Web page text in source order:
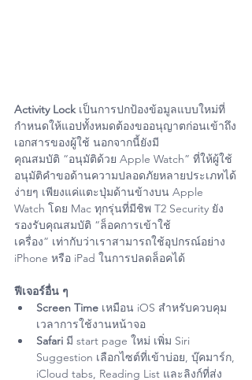
Activity Lock เป็นการปกป้องข้อมูลแบบใหม่ที่
กำหนดให้แอปทั้งหมดต้องขออนุญาตก่อนเข้าถึง
เอกสารของผู้ใช้ นอกจากนี้ยังมี
คุณสมบัติ “อนุมัติด้วย Apple Watch” ที่ให้ผู้ใช้
อนุมัติคำขอด้านความปลอดภัยหลายประเภทได้
ง่ายๆ เพียงแค่แตะปุ่มด้านข้างบน Apple
Watch โดย Mac ทุกรุ่นที่มีชิพ T2 Security ยัง
รองรับคุณสมบัติ “ล็อคการเข้าใช้
เครื่อง” เท่ากับว่าเราสามารถใช้อุปกรณ์อย่าง
iPhone หรือ iPad ในการปลดล็อคได้
ฟีเจอร์อื่น ๆ
Screen Time เหมือน iOS สำหรับควบคุม
เวลาการใช้งานหน้าจอ
Safari มี start page ใหม่ เพิ่ม Siri
Suggestion เลือกไซต์ที่เข้าบ่อย, บุ๊คมาร์ก,
iCloud tabs, Reading List และลิงก์ที่ส่ง